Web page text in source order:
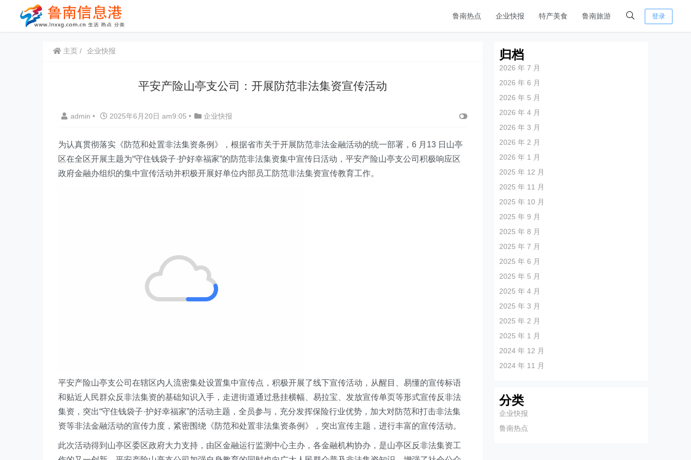
鲁南热点 企业快报 特产美食 鲁南旅游 登录
主页 企业快报
平安产险山亭支公司：开展防范非法集资宣传活动
admin • 2025年6月20日 am9:05 • 企业快报
为认真贯彻落实《防范和处置非法集资条例》，根据省市关于开展防范非法金融活动的统一部署，6 月13 日 山亭
区在全区开展主题为“守住钱袋子·护好幸福家”的防范非法集资集中宣传日活动， 平安产险山亭支公司 积极响应区
政府金融办组织的集中宣传活动并积极开展好单位内部员工防范非法集资宣传教育工作。
平安产险山亭支公司在辖区内人流密集处设置集中宣传点，积极开展了线下宣传活动，从醒目、易懂的宣传标语
和贴近人民群众反非法集资的基础知识入手，走进街道通过悬挂横幅、易拉宝、发放宣传单页等形式宣传反非法
集资，突出“守住钱袋子·护好幸福家”的活动主题，全员参与，充分发挥保险行业优势，加大对防范和打击非法集
资等非法金融活动的宣传力度 ， 紧密围绕《防范和处置非法集资条例》，突出宣传主题 ， 进行丰富的宣传活动。
此次活动得到山亭区委区政府大力支持，由区金融运行监测中心主办，各金融机构协办 ， 是山亭区反非法集资工
归档
2026 年 7 月
2026 年 6 月
2026 年 5 月
2026 年 4 月
2026 年 3 月
2026 年 2 月
2026 年 1 月
2025 年 12 月
2025 年 11 月
2025 年 10 月
2025 年 9 月
2025 年 8 月
2025 年 7 月
2025 年 6 月
2025 年 5 月
2025 年 4 月
2025 年 3 月
2025 年 2 月
2025 年 1 月
2024 年 12 月
2024 年 11 月
分类
企业快报
鲁南热点